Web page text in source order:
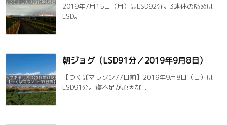
2019年7月15日（月）はLSD92分。3連休の締めは
LSD。
朝ジョグ（LSD91分／2019年9月8日）
【つくばマラソン77日前】2019年9月8日（日）は
LSD91分。寝不足が原因な ...